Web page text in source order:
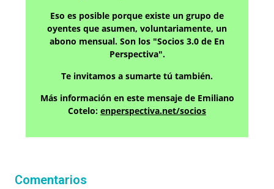
Eso es posible porque existe un grupo de
oyentes que asumen, voluntariamente, un
abono mensual. Son los "Socios 3.0 de En
Perspectiva".
Te invitamos a sumarte tú también.
Más información en este mensaje de Emiliano
Cotelo: enperspectiva.net/socios
Comentarios